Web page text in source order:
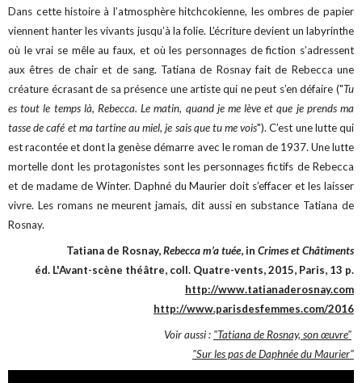
Dans cette histoire à l’atmosphère hitchcokienne, les ombres de papier
viennent hanter les vivants jusqu’à la folie. L’écriture devient un labyrinthe
où le vrai se mêle au faux, et où les personnages de fiction s’adressent
aux êtres de chair et de sang. Tatiana de Rosnay fait de Rebecca une
créature écrasant de sa présence une artiste qui ne peut s’en défaire ("Tu
es tout le temps là, Rebecca. Le matin, quand je me lève et que je prends ma
tasse de café et ma tartine au miel, je sais que tu me vois"). C’est une lutte qui
est racontée et dont la genèse démarre avec le roman de 1937. Une lutte
mortelle dont les protagonistes sont les personnages fictifs de Rebecca
et de madame de Winter. Daphné du Maurier doit s’effacer et les laisser
vivre. Les romans ne meurent jamais, dit aussi en substance Tatiana de
Rosnay.
Tatiana de Rosnay,Rebecca m’a tuée, in Crimes et Châtiments
éd. L'Avant-scène théâtre, coll. Quatre-vents, 2015, Paris, 13 p.
http://www.tatianaderosnay.com
http://www.parisdesfemmes.com/2016
Voir aussi : "Tatiana de Rosnay, son œuvre"
"Sur les pas de Daphnée du Maurier"